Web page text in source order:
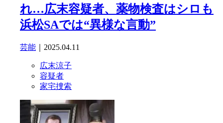
れ…広末容疑者、薬物検査はシロも
浜松SAでは“異様な言動”
芸能 ｜2025.04.11
広末涼子
容疑者
家宅捜索